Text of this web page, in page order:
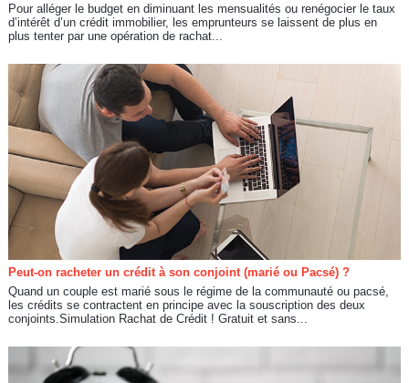
Pour alléger le budget en diminuant les mensualités ou renégocier le taux
d’intérêt d’un crédit immobilier, les emprunteurs se laissent de plus en
plus tenter par une opération de rachat...
Peut-on racheter un crédit à son conjoint (marié ou Pacsé) ?
Quand un couple est marié sous le régime de la communauté ou pacsé,
les crédits se contractent en principe avec la souscription des deux
conjoints.Simulation Rachat de Crédit ! Gratuit et sans...